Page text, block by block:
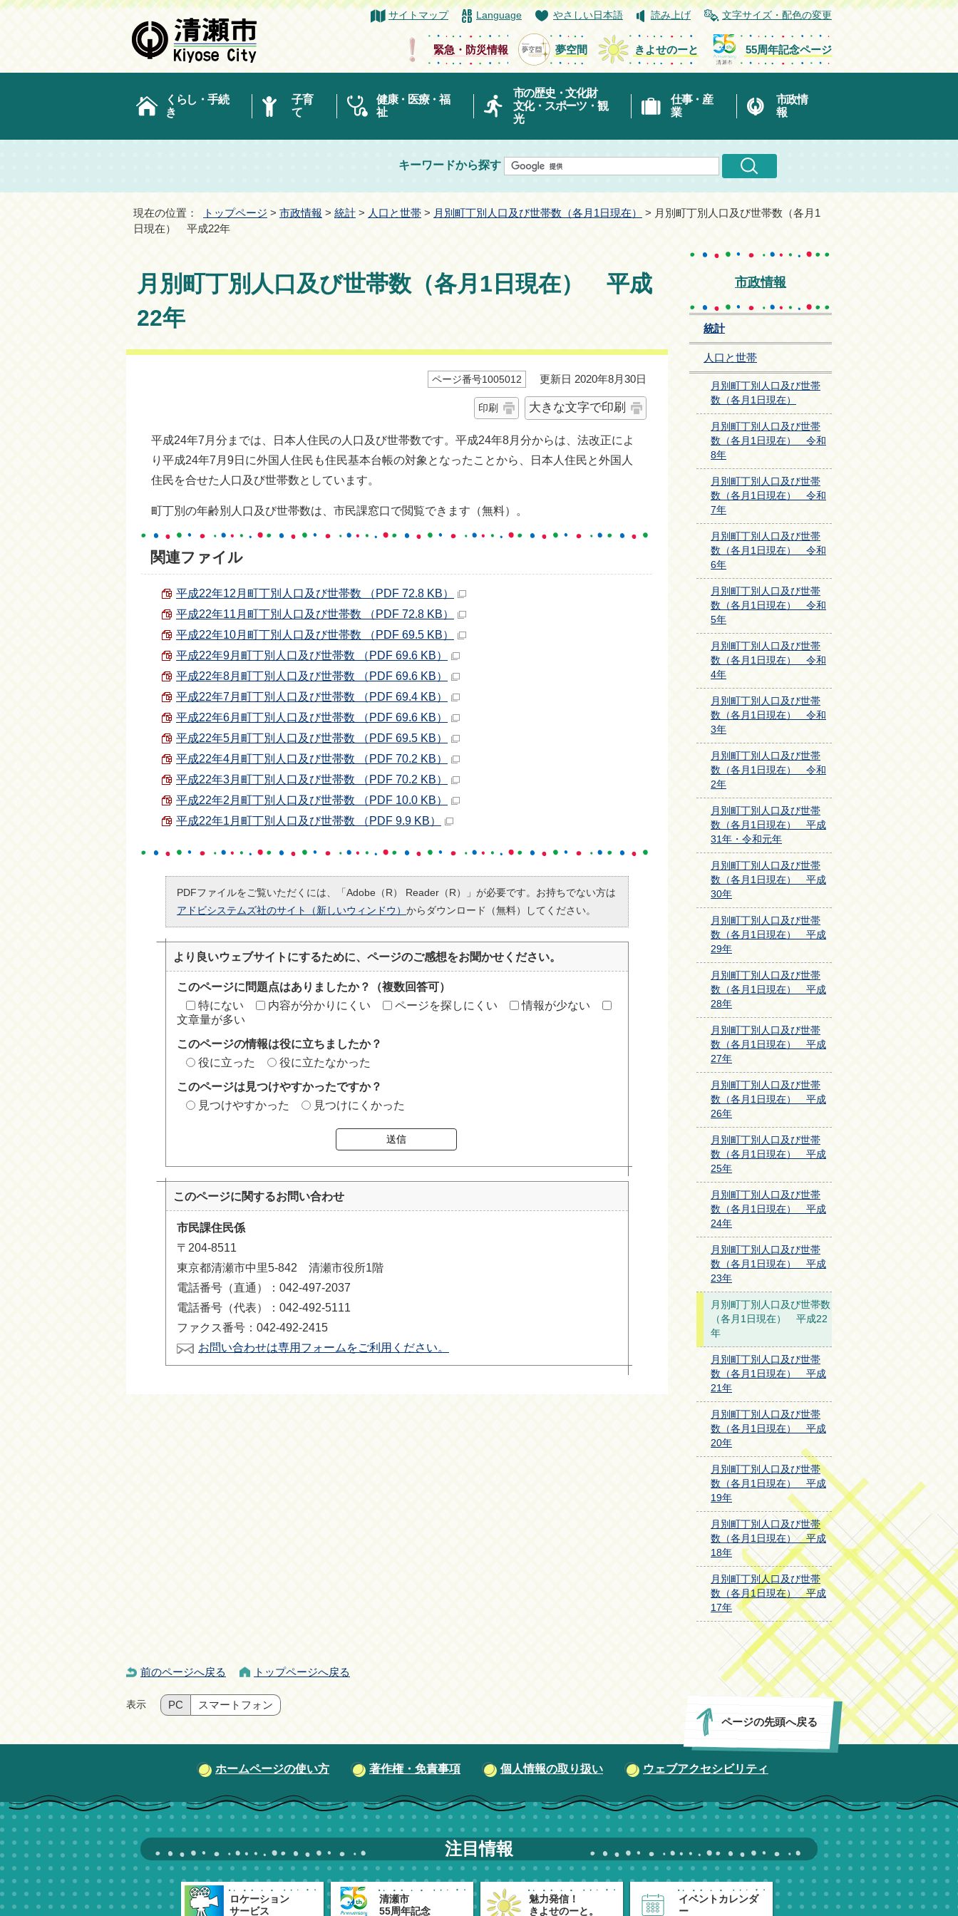
サイトマップ Language やさしい日本語 読み上げ 文字サイズ・配色の変更
緊急・防災情報 夢空間 きよせのーと 55周年記念ページ
くらし・手続
き
子育
て
健康・医療・福
祉
市の歴史・文化財
文化・スポーツ・観
光
仕事・産
業
市政情
報
キーワードから探す
現在の位置： トップページ > 市政情報 > 統計 > 人口と世帯 > 月別町丁別人口及び世帯数（各月1日現在）
> 月別町丁別人口及び世帯数（各月1
日現在） 平成22年
月別町丁別人口及び世帯数（各月1日現在） 平成
22年
ページ番号1005012 更新日 2020年8月30日
印刷 大きな文字で印刷
平成24年7月分までは、日本人住民の人口及び世帯数です。平成24年8月分からは、法改正によ
り平成24年7月9日に外国人住民も住民基本台帳の対象となったことから、日本人住民と外国人
住民を合せた人口及び世帯数としています。
町丁別の年齢別人口及び世帯数は、市民課窓口で閲覧できます（無料）。
関連ファイル
平成22年12月町丁別人口及び世帯数 （PDF 72.8 KB）
平成22年11月町丁別人口及び世帯数 （PDF 72.8 KB）
平成22年10月町丁別人口及び世帯数 （PDF 69.5 KB）
平成22年9月町丁別人口及び世帯数 （PDF 69.6 KB）
平成22年8月町丁別人口及び世帯数 （PDF 69.6 KB）
平成22年7月町丁別人口及び世帯数 （PDF 69.4 KB）
平成22年6月町丁別人口及び世帯数 （PDF 69.6 KB）
平成22年5月町丁別人口及び世帯数 （PDF 69.5 KB）
平成22年4月町丁別人口及び世帯数 （PDF 70.2 KB）
平成22年3月町丁別人口及び世帯数 （PDF 70.2 KB）
平成22年2月町丁別人口及び世帯数 （PDF 10.0 KB）
平成22年1月町丁別人口及び世帯数 （PDF 9.9 KB）
PDFファイルをご覧いただくには、「Adobe（R） Reader（R）」が必要です。お持ちでない方は
アドビシステムズ社のサイト（新しいウィンドウ） からダウンロード（無料）してください。
より良いウェブサイトにするために、ページのご感想をお聞かせください。
このページに問題点はありましたか？（複数回答可）
特にない
内容が分かりにくい ページを探しにくい
情報が少ない
文章量が多い
このページの情報は役に立ちましたか？
役に立った
役に立たなかった
このページは見つけやすかったですか？
見つけやすかった
見つけにくかった
送信
このページに関するお問い合わせ
市民課住民係
〒204-8511
東京都清瀬市中里5-842 清瀬市役所1階
電話番号（直通）：042-497-2037
電話番号（代表）：042-492-5111
ファクス番号：042-492-2415
お問い合わせは専用フォームをご利用ください。
市政情報
統計
人口と世帯
月別町丁別人口及び世帯
数（各月1日現在）
月別町丁別人口及び世帯
数（各月1日現在） 令和
8年
月別町丁別人口及び世帯
数（各月1日現在） 令和
7年
月別町丁別人口及び世帯
数（各月1日現在） 令和
6年
月別町丁別人口及び世帯
数（各月1日現在） 令和
5年
月別町丁別人口及び世帯
数（各月1日現在） 令和
4年
月別町丁別人口及び世帯
数（各月1日現在） 令和
3年
月別町丁別人口及び世帯
数（各月1日現在） 令和
2年
月別町丁別人口及び世帯
数（各月1日現在） 平成
31年・令和元年
月別町丁別人口及び世帯
数（各月1日現在） 平成
30年
月別町丁別人口及び世帯
数（各月1日現在） 平成
29年
月別町丁別人口及び世帯
数（各月1日現在） 平成
28年
月別町丁別人口及び世帯
数（各月1日現在） 平成
27年
月別町丁別人口及び世帯
数（各月1日現在） 平成
26年
月別町丁別人口及び世帯
数（各月1日現在） 平成
25年
月別町丁別人口及び世帯
数（各月1日現在） 平成
24年
月別町丁別人口及び世帯
数（各月1日現在） 平成
23年
月別町丁別人口及び世帯数
（各月1日現在） 平成22
年
月別町丁別人口及び世帯
数（各月1日現在） 平成
21年
月別町丁別人口及び世帯
数（各月1日現在） 平成
20年
月別町丁別人口及び世帯
数（各月1日現在） 平成
19年
月別町丁別人口及び世帯
数（各月1日現在） 平成
18年
月別町丁別人口及び世帯
数（各月1日現在） 平成
17年
ページの先頭へ戻る
前のページへ戻る トップページへ戻る
表示 PC スマートフォン
ホームページの使い方 著作権・免責事項 個人情報の取り扱い ウェブアクセシビリティ
注目情報
ロケーション
サービス
清瀬市
55周年記念
魅力発信！
きよせのーと。
イベントカレンダ
ー